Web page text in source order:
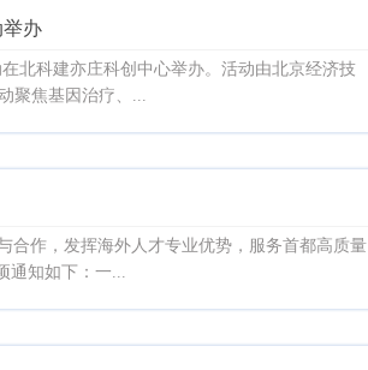
办
北科建亦庄科创中心举办。活动由北京经济技
聚焦基因治疗、...
合作，发挥海外人才专业优势，服务首都高质量
通知如下：一...